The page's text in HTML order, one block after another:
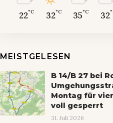
22°C 32°C 35°C 32
MEISTGELESEN
B 14/B 27 bei
Montag für
voll gesperrt
31. Juli 2026